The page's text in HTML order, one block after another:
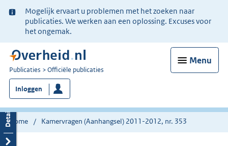
Ter
informatie:
Mogelijk ervaart u problemen met het zoeken naar
publicaties. We werken aan een oplossing. Excuses voor
het ongemak.
Menu
U
bent
nu
hier:
Publicaties Officiële publicaties
Inloggen
Home Kamervragen (Aanhangsel) 2011-2012, nr. 353